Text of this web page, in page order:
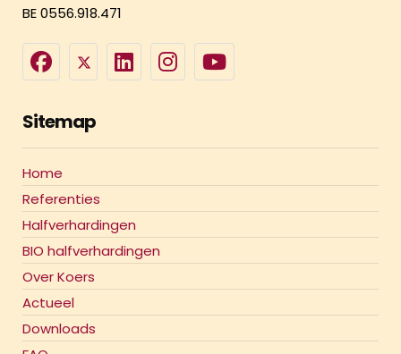
BE 0556.918.471
Sitemap
Home
Referenties
Halfverhardingen
BIO halfverhardingen
Over Koers
Actueel
Downloads